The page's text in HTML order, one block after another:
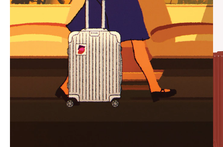
下
暂
击
按
钮
取
消
静